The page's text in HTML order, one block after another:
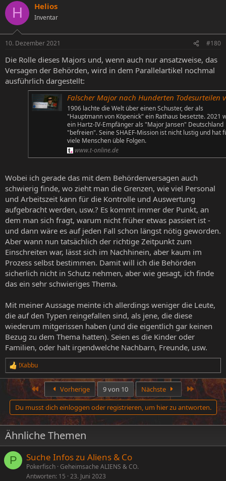
H Helios
Inventar
10. Dezember 2021 #180
Die Rolle dieses Majors und, wenn auch nur ansatzweise, das
Versagen der Behörden, wird in dem Parallelartikel nochmal
ausführlich dargestellt:
Falscher Major nach Hunderten Todesurteilen
1906 lachte die Welt über einen Schuster, der als
"Hauptmann von Köpenick" ein Rathaus besetzte. 2021
ein Hartz-IV-Empfänger als "Major Jansen" Deutschland
"befreien". Seine SHAEF-Mission ist nicht lustig und hat
viele Menschen üble Folgen.
www.t-online.de
Wobei ich gerade das mit dem Behördenversagen auch
schwierig finde, wo zieht man die Grenzen, wie viel Personal
und Arbeitszeit kann für die Kontrolle und Auswertung
aufgebracht werden, usw.? Es kommt immer der Punkt, an
dem man sich fragt, warum nicht früher etwas passiert ist -
und dann wäre es auf jeden Fall schon längst nötig geworden.
Aber wann nun tatsächlich der richtige Zeitpunkt zum
Einschreiten war, lässt sich im Nachhinein, aber kaum im
Prozess selbst bestimmen. Damit will ich die Behörden
sicherlich nicht in Schutz nehmen, aber wie gesagt, ich finde
das ein sehr schwieriges Thema.
Mit meiner Aussage meinte ich allerdings weniger die Leute,
die auf den Typen reingefallen sind, als jene, die diese
wiederum mitgerissen haben (und die eigentlich gar keinen
Bezug zu dem Thema hatten). Seien es die Kinder oder
Familien, oder halt irgendwelche Nachbarn, Freunde, usw.
R
e
t
o
n
e
n
:
!Xabbu
Erste Vorherige 9 von 10 Nächste Letzte
Du musst dich einloggen oder registrieren, um hier zu antworten.
Ähnliche Themen
P Suche Infos zu Aliens & Co
Pokerfisch Geheimsache ALIENS & CO.
Antworten 15 23. Juni 2023